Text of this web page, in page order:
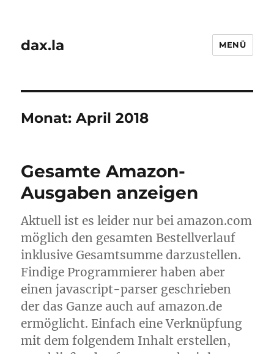
dax.la MENÜ
Monat:April 2018
Gesamte Amazon-
Ausgaben anzeigen
Aktuell ist es leider nur bei amazon.com
möglich den gesamten Bestellverlauf
inklusive Gesamtsumme darzustellen.
Findige Programmierer haben aber
einen javascript-parser geschrieben
der das Ganze auch auf amazon.de
ermöglicht. Einfach eine Verknüpfung
mit dem folgendem Inhalt erstellen,